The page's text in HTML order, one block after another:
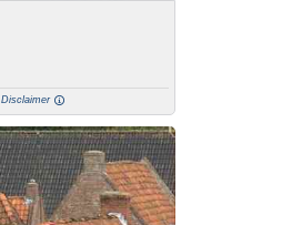
Disclaimer